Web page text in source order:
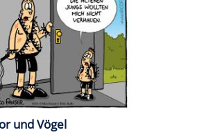
und Vögel